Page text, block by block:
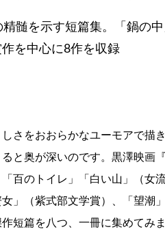
髄を示す短篇集。「鍋の
を中心に8作を収録
さをおおらかなユーモアで描
と奥が深いのです。黒澤映画
百のトイレ」「白い山」（女
」（紫式部文学賞）、「望潮
短篇を八つ、一冊に集めてみ